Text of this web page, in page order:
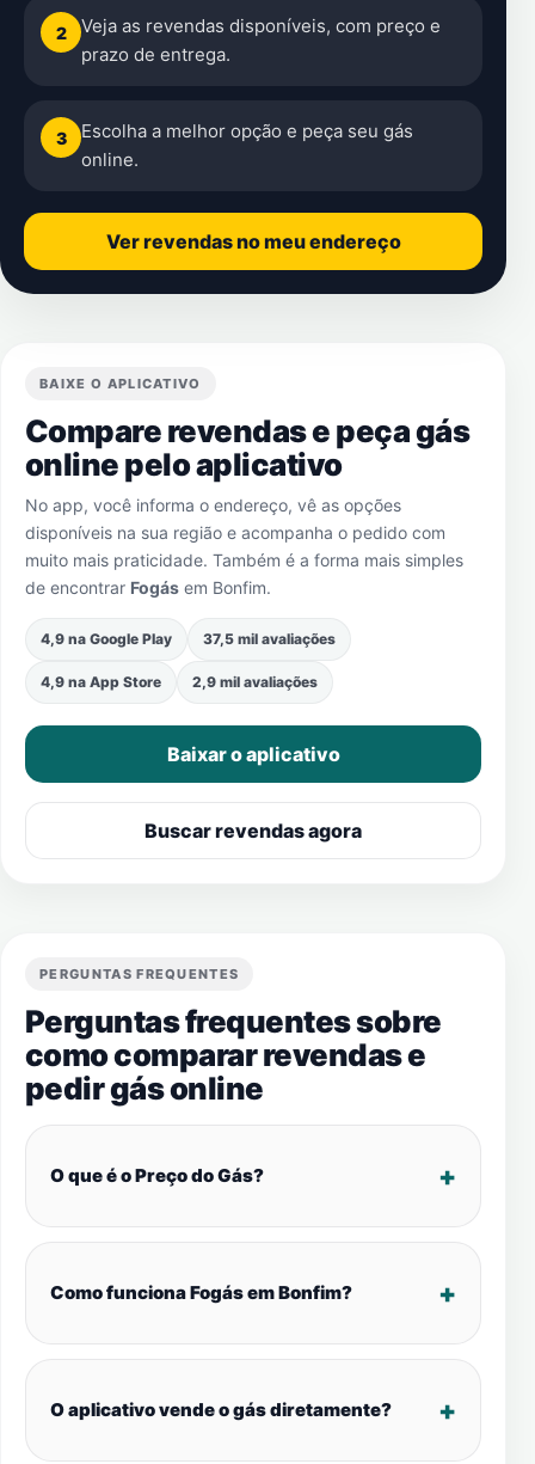
2
Veja as revendas disponíveis, com preço e
prazo de entrega.
3
Escolha a melhor opção e peça seu gás
online.
Ver revendas no meu endereço
BAIXE O APLICATIVO
Compare revendas e peça gás
online pelo aplicativo
No app, você informa o endereço, vê as opções
disponíveis na sua região e acompanha o pedido com
muito mais praticidade. Também é a forma mais simples
de encontrar Fogás em Bonfim.
4,9 na Google Play 37,5 mil avaliações
4,9 na App Store 2,9 mil avaliações
Baixar o aplicativo
Buscar revendas agora
PERGUNTAS FREQUENTES
Perguntas frequentes sobre
como comparar revendas e
pedir gás online
O que é o Preço do Gás?
Como funciona Fogás em Bonfim?
O aplicativo vende o gás diretamente?